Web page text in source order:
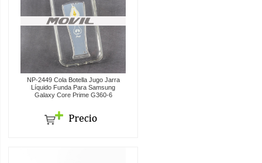
NP-2449 Cola Botella Jugo Jarra
Líquido Funda Para Samsung
Galaxy Core Prime G360-6